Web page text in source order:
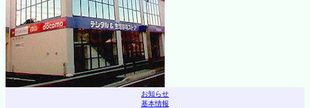
お知らせ
基本情報